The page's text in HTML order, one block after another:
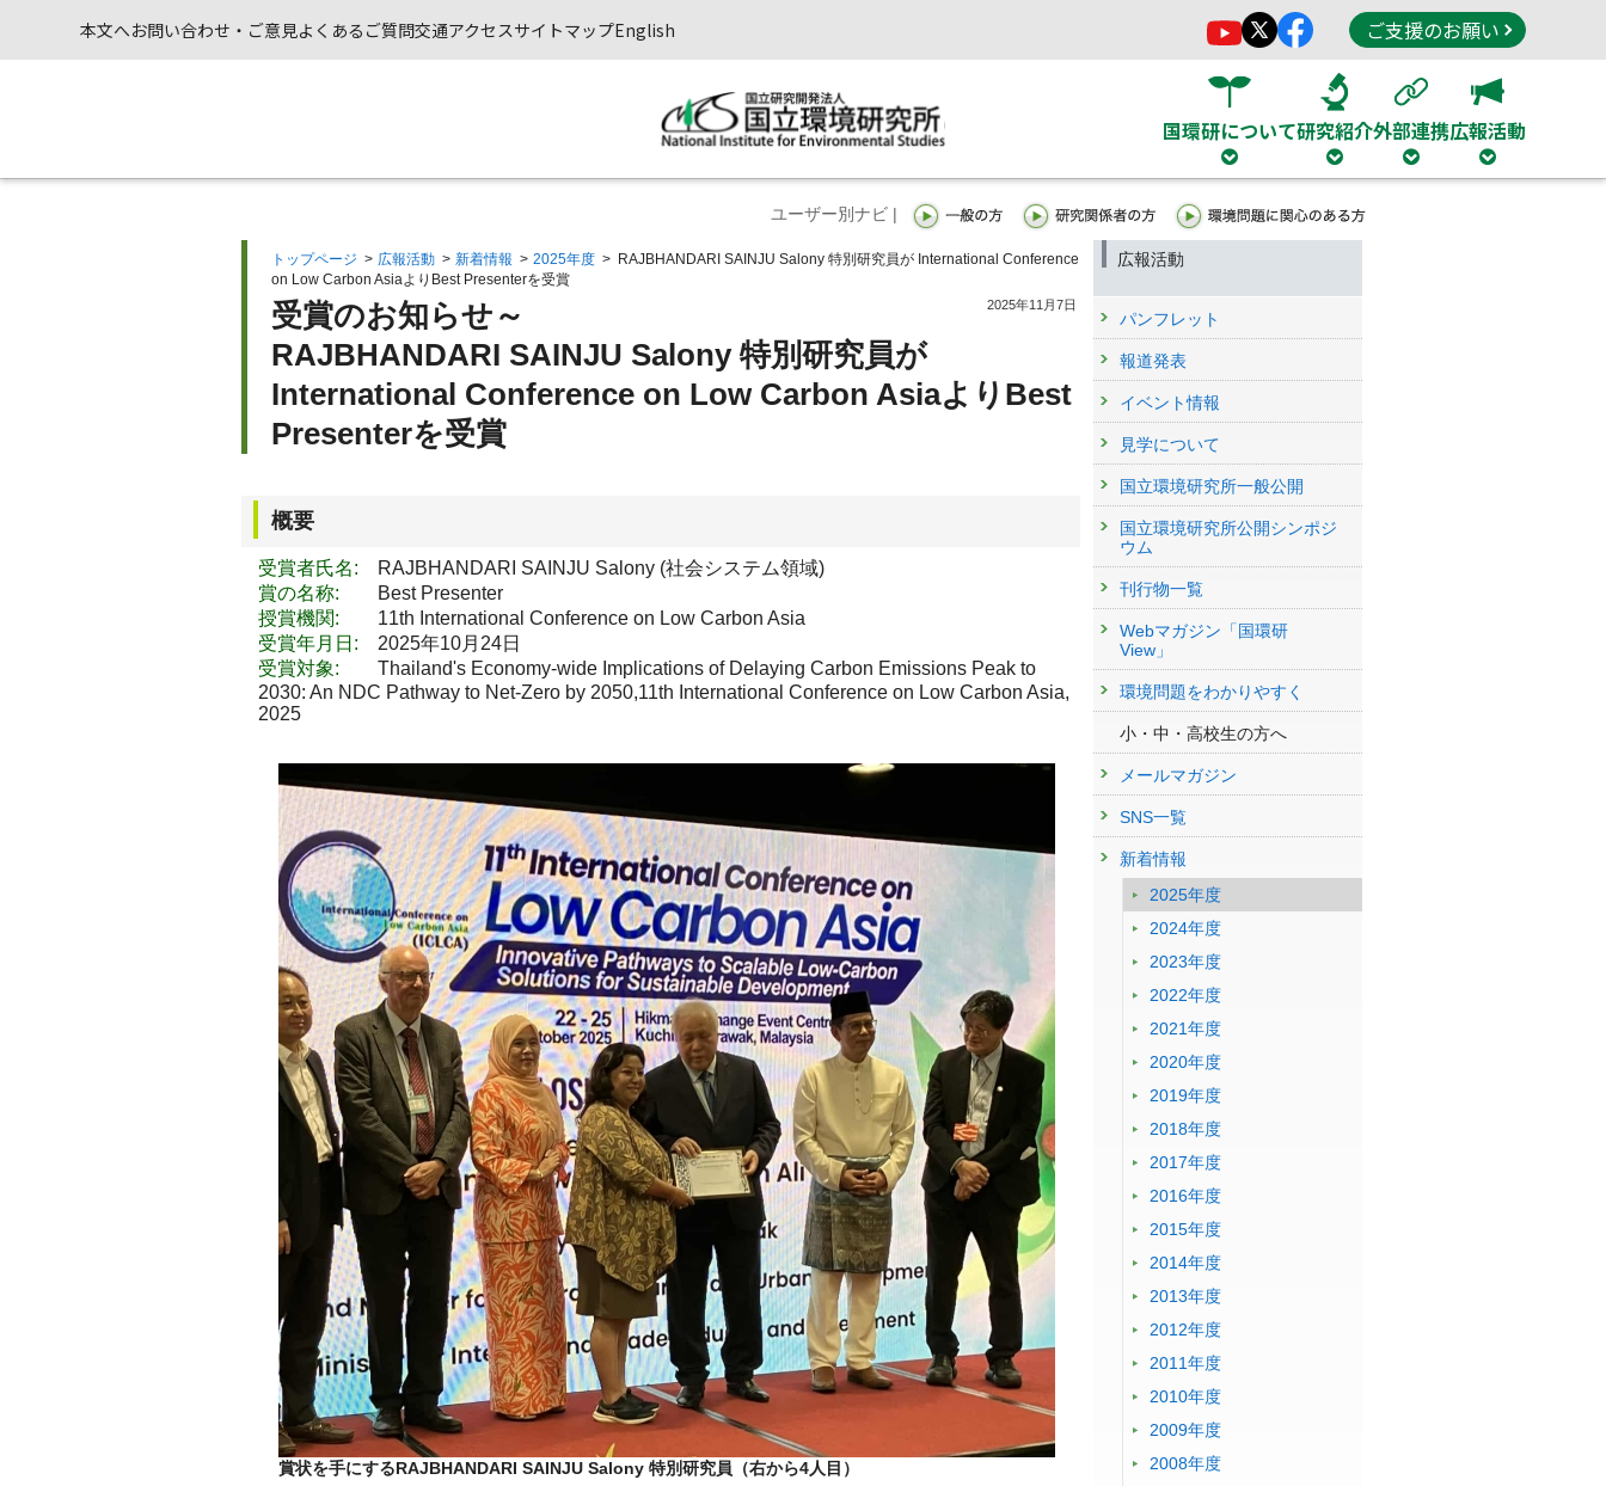
本文へお問い合わせ・ご意見よくあるご質問交通アクセスサイトマップEnglish ご支援のお願い
国環研について研究紹介外部連携広報活動
ユーザー別ナビ |
トップページ > 広報活動 > 新着情報 > 2025年度 > RAJBHANDARI SAINJU Salony 特別研究員が International Conference
on Low Carbon AsiaよりBest Presenterを受賞
2025年11月7日
受賞のお知らせ～
RAJBHANDARI SAINJU Salony 特別研究員が
International Conference on Low Carbon AsiaよりBest
Presenterを受賞
概要
受賞者氏名: RAJBHANDARI SAINJU Salony (社会システム領域)
賞の名称: Best Presenter
授賞機関: 11th International Conference on Low Carbon Asia
受賞年月日: 2025年10月24日
受賞対象: Thailand's Economy-wide Implications of Delaying Carbon Emissions Peak to
2030: An NDC Pathway to Net-Zero by 2050,11th International Conference on Low Carbon Asia,
2025
賞状を手にするRAJBHANDARI SAINJU Salony 特別研究員（右から4人目）
広報活動
パンフレット
報道発表
イベント情報
見学について
国立環境研究所一般公開
国立環境研究所公開シンポジ
ウム
刊行物一覧
Webマガジン「国環研
View」
環境問題をわかりやすく
小・中・高校生の方へ
メールマガジン
SNS一覧
新着情報
2025年度
2024年度
2023年度
2022年度
2021年度
2020年度
2019年度
2018年度
2017年度
2016年度
2015年度
2014年度
2013年度
2012年度
2011年度
2010年度
2009年度
2008年度